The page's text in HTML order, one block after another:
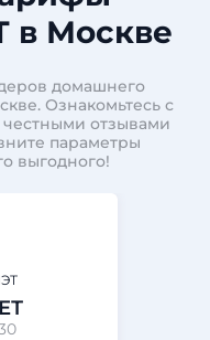
в Москве
домашнего
Ознакомьтесь с
отзывами
параметры
выгодного!